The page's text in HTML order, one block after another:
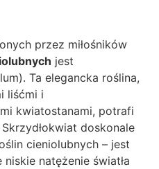
przez miłośników
jest
Ta elegancka roślina,
liśćmi i
kwiatostanami, potrafi
doskonale
cieniolubnych – jest
natężenie światła